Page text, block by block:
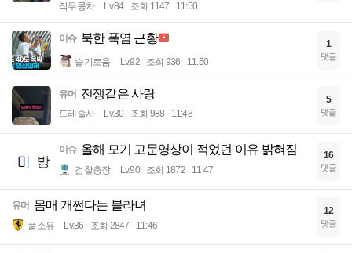
작두콩차 Lv.84 조회 1147 11:50
이슈 북한 폭염 근황
슬기로움 Lv.92 조회 936 11:50
1
댓글
유머 전쟁같은 사랑
드레술사 Lv.30 조회 988 11:48
5
댓글
이슈 올해 모기 고문영상이 적었던 이유 밝혀짐
검찰총장 Lv.90 조회 1872 11:47
16
댓글
유머 몸매 개쩐다는 블라녀
풀소유 Lv.86 조회 2847 11:46
12
댓글